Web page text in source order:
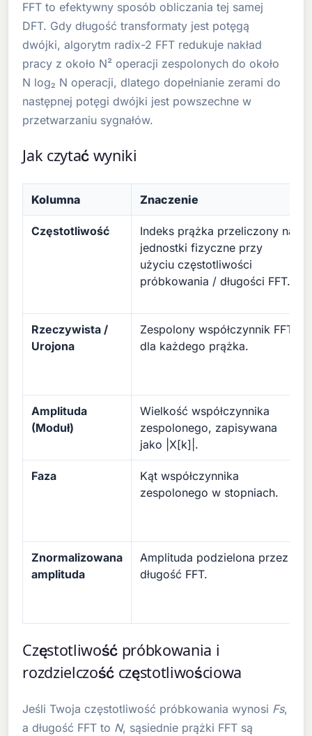
FFT to efektywny sposób obliczania tej samej
DFT. Gdy długość transformaty jest potęgą
dwójki, algorytm radix-2 FFT redukuje nakład
pracy z około N² operacji zespolonych do około
N log₂ N operacji, dlatego dopełnianie zerami do
następnej potęgi dwójki jest powszechne w
przetwarzaniu sygnałów.
Jak czytać wyniki
Kolumna Znaczenie
Częstotliwość
Indeks prążka przeliczony na
jednostki fizyczne przy
użyciu częstotliwości
próbkowania / długości FFT.
Rzeczywista /
Urojona
Zespolony współczynnik FFT
dla każdego prążka.
Amplituda
(Moduł)
Wielkość współczynnika
zespolonego, zapisywana
jako |X[k]|.
Faza
Kąt współczynnika
zespolonego w stopniach.
Znormalizowana
amplituda
Amplituda podzielona przez
długość FFT.
Częstotliwość próbkowania i
rozdzielczość częstotliwościowa
Jeśli Twoja częstotliwość próbkowania wynosi Fs,
a długość FFT to N, sąsiednie prążki FFT są